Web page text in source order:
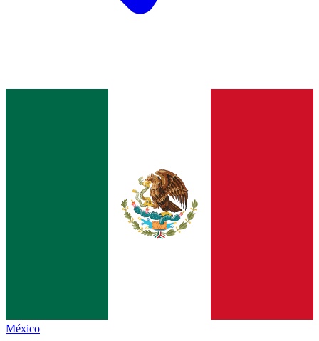
México